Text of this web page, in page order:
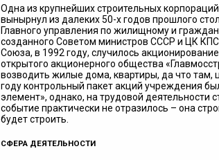
Одна из крупнейших строительных
вынырнул из далеких 50-х годов прошлого
Главного управления по жилищному и
созданного Советом министров СССР и ЦК
Союза, в 1992 году, случилось
открытого акционерного общества
возводить жилые дома, квартиры, да что там,
году контрольный пакет акций учреждения
элемент», однако, на трудовой деятельности
событие практически не отразилось – она
будет строить.
СФЕРА ДЕЯТЕЛЬНОСТИ